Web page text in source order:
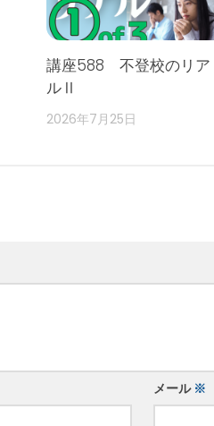
講座588 不登校のリア
ルⅡ
2026年7月25日
メール ※